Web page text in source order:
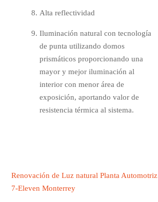
Alta reflectividad
Iluminación natural con tecnología
de punta utilizando domos
prismáticos proporcionando una
mayor y mejor iluminación al
interior con menor área de
exposición, aportando valor de
resistencia térmica al sistema.
Renovación de Luz natural Planta Automotriz
7-Eleven Monterrey